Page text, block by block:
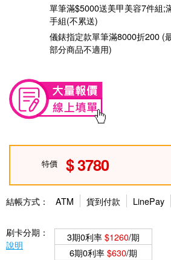
單筆滿$5000送美甲美容7件組;
手組(不累送)
儀錶指定款單筆滿8000折200 (
部分商品不適用)
特價 3780
結帳方式： ATM 貨到付款 LinePay
刷卡分期：
說明
3期0利率$1260/期
6期0利率$630/期